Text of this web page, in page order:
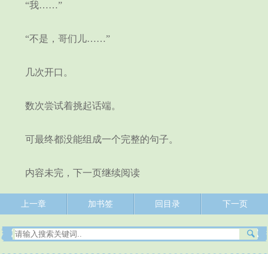
“我……”
“不是，哥们儿……”
几次开口。
数次尝试着挑起话端。
可最终都没能组成一个完整的句子。
内容未完，下一页继续阅读
上一章 加书签 回目录 下一页